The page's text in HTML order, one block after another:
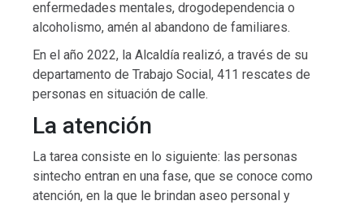
enfermedades mentales, drogodependencia o
alcoholismo, amén al abandono de familiares.
En el año 2022, la Alcaldía realizó, a través de su
departamento de Trabajo Social, 411 rescates de
personas en situación de calle.
La atención
La tarea consiste en lo siguiente: las personas
sintecho entran en una fase, que se conoce como
atención, en la que le brindan aseo personal y